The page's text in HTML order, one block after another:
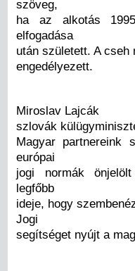
szöveg,
ha az alkotás
elfogadása
után született. A cseh
engedélyezett.
Miroslav Lajcák
szlovák
Magyar partnereink
európai
jogi normák
legfőbb
ideje, hogy
Jogi
segítséget nyújt a